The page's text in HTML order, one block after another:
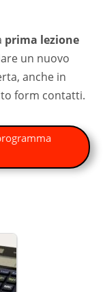
prima lezione
un nuovo
anche in
form contatti.